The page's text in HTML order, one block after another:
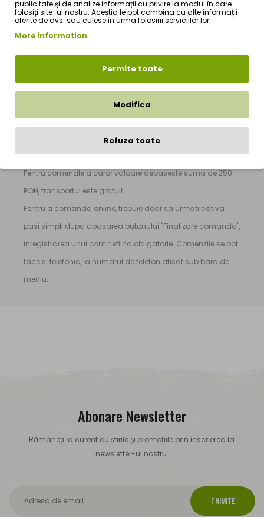
Caju 100g este produs de firma
naturiste - StefMar Store, din sectiunea
Caju 100g|
Caju 100geste de numai
RON(TVA inclus). Pentru mai multe detalii despre cum
puteti comanda acest produs, puteti sa vizitati sectiunea
CUM COMAND ?din meniul principal.
Pentru comenzile a caror valoare depaseste suma de 250
RON, transportul este gratuit.
Pentru a comanda online, trebuie doar sa urmati cativa
pasi simpli dupa apasarea butonului "Finalizare comanda",
inregistrarea unui cont nefiind obligatorie. Comenzile se pot
face si telefonic, la numarul de telefon afisat sub bara de
meniu.
Abonare Newsletter
Rămâneți la curent cu știrile și promoțiile prin înscrierea la
newsletter-ul nostru.
TRIMITE
publicitate şi de analize informații cu privire la modul în care
folosiți site-ul nostru. Aceștia le pot combina cu alte informații
oferite de dvs. sau culese în urma folosirii serviciilor lor.
More information
Permite toate
Modifica
Refuza toate